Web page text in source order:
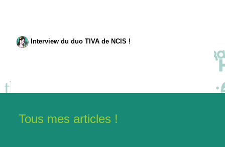
Interview du duo TIVA de NCIS !
Tous mes articles !